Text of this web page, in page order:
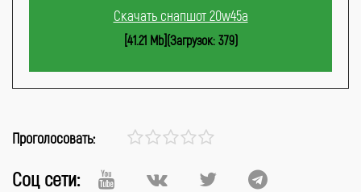
Скачать снапшот 20w45a
[41.21 Mb](Загрузок: 379)
Проголосовать:
Соц сети: